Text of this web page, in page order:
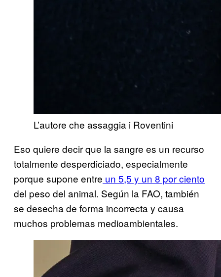
L’autore che assaggia i Roventini
Eso quiere decir que la sangre es un recurso
totalmente desperdiciado, especialmente
porque supone entre un 5,5 y un 8 por ciento
del peso del animal. Según la FAO, también
se desecha de forma incorrecta y causa
muchos problemas medioambientales.